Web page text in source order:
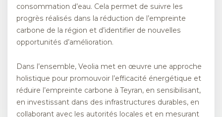
consommation d’eau. Cela permet de suivre les
progrès réalisés dans la réduction de l’empreinte
carbone de la région et d’identifier de nouvelles
opportunités d’amélioration.
Dans l’ensemble, Veolia met en œuvre une approche
holistique pour promouvoir l’efficacité énergétique et
réduire l’empreinte carbone à Teyran, en sensibilisant,
en investissant dans des infrastructures durables, en
collaborant avec les autorités locales et en mesurant